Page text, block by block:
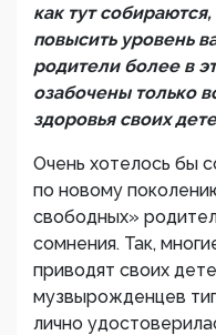
как тут
повысить уровень
родители более в
озабочены только
здоровья своих
Очень хотелось бы
по новому
свободных»
сомнения. Так,
приводят своих
музвырожденцев
лично